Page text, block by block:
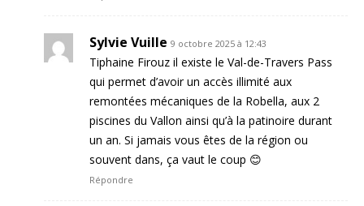
Sylvie Vuille 9 octobre 2025 à 12:43
Tiphaine Firouz il existe le Val-de-Travers Pass
qui permet d’avoir un accès illimité aux
remontées mécaniques de la Robella, aux 2
piscines du Vallon ainsi qu’à la patinoire durant
un an. Si jamais vous êtes de la région ou
souvent dans, ça vaut le coup 😊
Répondre